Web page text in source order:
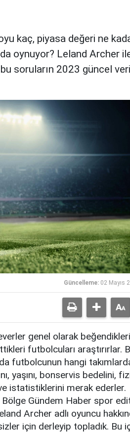
kaç, piyasa değeri ne
oynuyor? Leland Archer
soruların 2023 güncel
Güncelleme: 02 Mayıs
genel olarak
futbolcuları araştırırlar.
futbolcunun hangi
yaşını, bonservis bedelini,
istatistiklerini merak ederler.
Bölge Gündem Haber spor
Archer adlı oyuncu
için derleyip topladık. Bu